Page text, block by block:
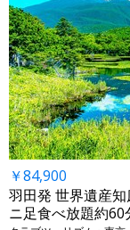
￥84,900
羽田発 世界遺産
ニ足食べ放題約